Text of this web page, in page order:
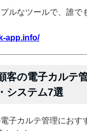
ルなツールで、誰で
app.info/
客の電子カルテ
システム7選
子カルテ管理におす